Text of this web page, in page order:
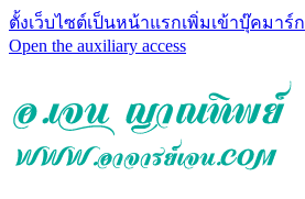
ตั้งเว็บไซต์เป็นหน้าแรกเพิ่มเข้าบุ๊คมาร์ก
Open the auxiliary access